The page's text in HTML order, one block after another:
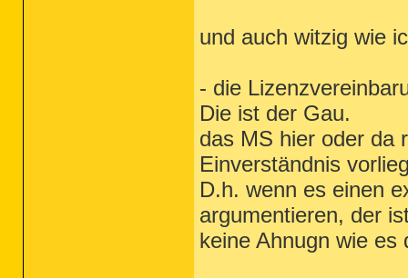
und auch witzig wie
- die
Die ist der Gau.
das MS hier oder da
Einverständnis
D.h. wenn es einen
argumentieren, der
keine Ahnugn wie es